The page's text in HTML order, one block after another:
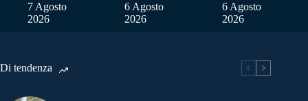
7 Agosto
2026
6 Agosto
2026
6 Agosto
2026
Di tendenza